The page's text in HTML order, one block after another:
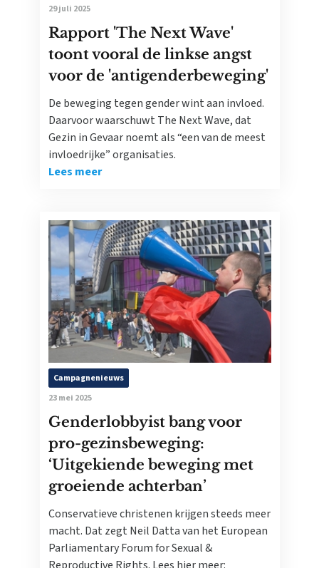
29 juli 2025
Rapport 'The Next Wave'
toont vooral de linkse angst
voor de 'antigenderbeweging'
De beweging tegen gender wint aan invloed.
Daarvoor waarschuwt The Next Wave, dat
Gezin in Gevaar noemt als “een van de meest
invloedrijke” organisaties.
Lees meer
Campagnenieuws
23 mei 2025
Genderlobbyist bang voor
pro-gezinsbeweging:
‘Uitgekiende beweging met
groeiende achterban’
Conservatieve christenen krijgen steeds meer
macht. Dat zegt Neil Datta van het European
Parliamentary Forum for Sexual &